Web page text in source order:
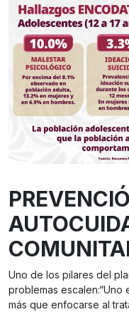
Uno de los pilares del
problemas escalen:“Uno
más que enfocarse al